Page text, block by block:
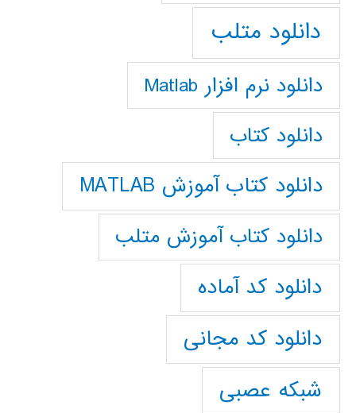
دانلود متلب
دانلود نرم افزار Matlab
دانلود کتاب
دانلود کتاب آموزش MATLAB
دانلود کتاب آموزش متلب
دانلود کد آماده
دانلود کد مجانی
شبکه عصبی